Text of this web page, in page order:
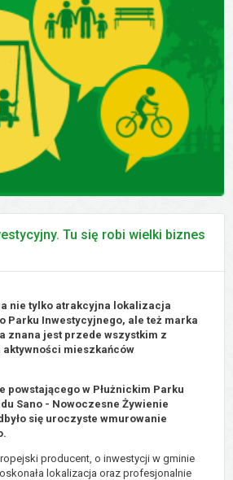
Tu się robi wielki biznes
nie tylko atrakcyjna lokalizacja
Parku Inwestycyjnego, ale też marka
znana jest przede wszystkim z
mieszkańców
powstającego w Płużnickim Parku
Sano - Nowoczesne Żywienie
się uroczyste wmurowanie
producent, o inwestycji w gminie
lokalizacja oraz profesjonalnie